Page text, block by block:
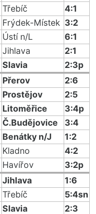
Třebíč
4:1
Frýdek-Místek 3:2
Ústí n/L
6:1
Jihlava
2:1
Slavia
2:3p
Přerov
2:6
Prostějov
2:5
Litoměřice
3:4p
Č.Budějovice
3:4
Benátky n/J
1:2
Kladno
4:2
Havířov
3:2p
Jihlava
1:6
Třebíč
5:4sn
Slavia
2:3